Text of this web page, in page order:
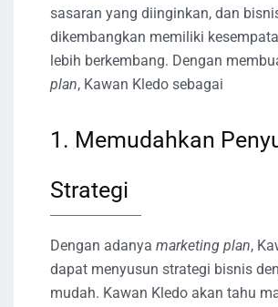
sasaran yang diinginkan, dan
dikembangkan memiliki
lebih berkembang. Dengan
plan, Kawan Kledo sebagai
1. Memudahkan
Strategi
Dengan adanya marketing plan,
dapat menyusun strategi bisnis
mudah. Kawan Kledo akan tahu